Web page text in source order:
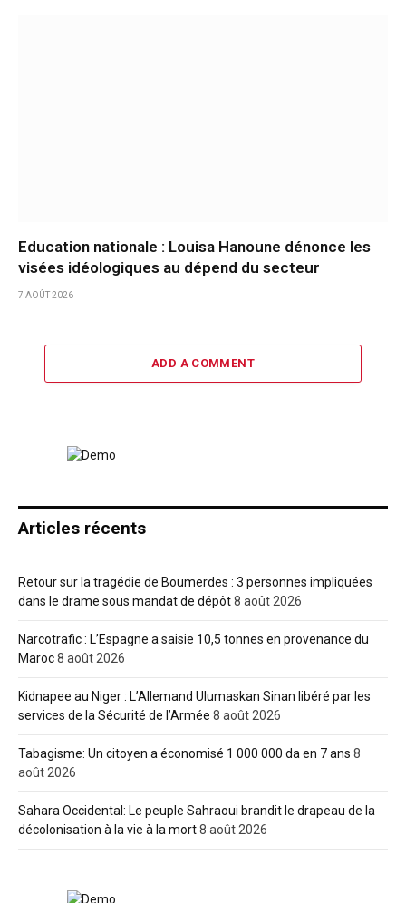
Education nationale : Louisa Hanoune dénonce les
visées idéologiques au dépend du secteur
7 AOÛT 2026
ADD A COMMENT
Articles récents
Retour sur la tragédie de Boumerdes : 3 personnes impliquées
dans le drame sous mandat de dépôt8 août 2026
Narcotrafic : L’Espagne a saisie 10,5 tonnes en provenance du
Maroc8 août 2026
Kidnapee au Niger : L’Allemand Ulumaskan Sinan libéré par les
services de la Sécurité de l’Armée 8 août 2026
Tabagisme: Un citoyen a économisé 1 000 000 da en 7 ans 8
août 2026
Sahara Occidental: Le peuple Sahraoui brandit le drapeau de la
décolonisation à la vie à la mort8 août 2026